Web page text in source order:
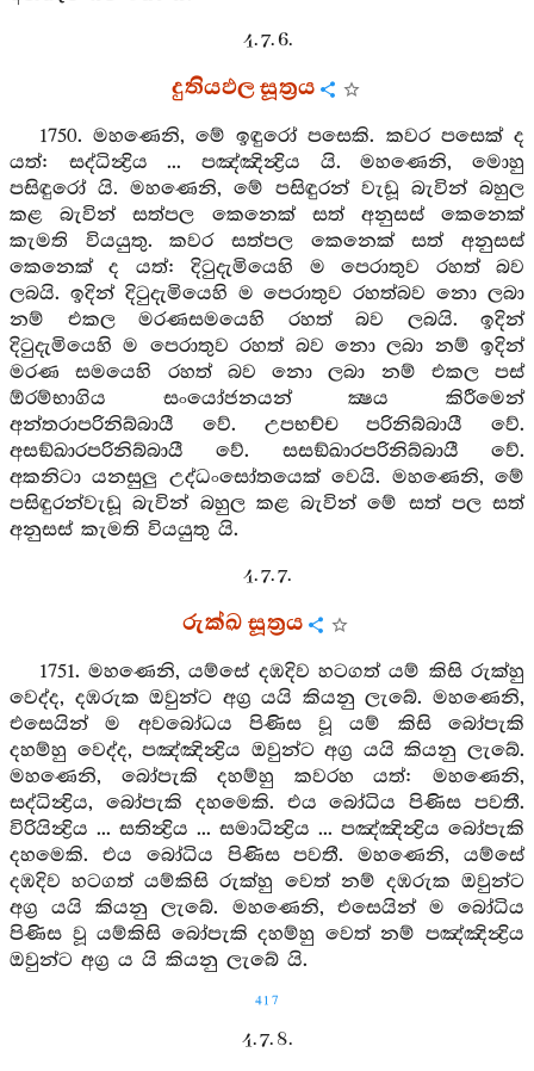
4. 7. 6.
දුතියඵල සූත්‍රය
1750. මහණෙනි, මේ ඉඳුරෝ පසෙකි. කවර පසෙක් ද
යත්: සද්ධින්‍ද්‍රිය ... පඤ්ඤින්‍ද්‍රිය යි. මහණෙනි, මොහු
පසිඳුරෝ යි. මහණෙනි, මේ පසිඳුරන් වැඩූ බැවින් බහුල
කළ බැවින් සත්පල කෙනෙක් සත් අනුසස් කෙනෙක්
කැමති වියයුතු. කවර සත්පල කෙනෙක් සත් අනුසස්
කෙනෙක් ද යත්: දිටුදැමියෙහි ම පෙරාතුව රහත් බව
ලබයි. ඉදින් දිටුදැමියෙහි ම පෙරාතුව රහත්බව නො ලබා
නම් එකල මරණසමයෙහි රහත් බව ලබයි. ඉදින්
දිටුදැමියෙහි ම පෙරාතුව රහත් බව නො ලබා නම් ඉදින්
මරණ සමයෙහි රහත් බව නො ලබා නම් එකල පස්
ඕරම්භාගිය සංයෝජනයන් ක්‍ෂය කිරීමෙන්
අන්තරාපරිනිබ්බායී වේ. උපභච්ච පරිනිබ්බායී වේ.
අසඞ්ඛාරපරිනිබ්බායී වේ. සසඞ්ඛාරපරිනිබ්බායී වේ.
අකනිටා යනසුලු උද්ධංසෝතයෙක් වෙයි. මහණෙනි, මේ
පසිඳුරන්වැඩූ බැවින් බහුල කළ බැවින් මේ සත් පල සත්
අනුසස් කැමති වියයුතු යි.
4. 7. 7.
රුක්ඛ සූත්‍රය
1751. මහණෙනි, යම්සේ දඹදිව හටගත් යම් කිසි රුක්හු
වෙද්ද, දඹරුක ඔවුන්ට අග්‍ර යයි කියනු ලැබේ. මහණෙනි,
එසෙයින් ම අවබෝධය පිණිස වූ යම් කිසි බෝපැකි
දහම්හු වෙද්ද, පඤ්ඤින්‍ද්‍රිය ඔවුන්ට අග්‍ර යයි කියනු ලැබේ.
මහණෙනි, බෝපැකි දහම්හු කවරහ යත්: මහණෙනි,
සද්ධින්‍ද්‍රිය, බෝපැකි දහමෙකි. එය බෝධිය පිණිස පවතී.
විරියින්‍ද්‍රිය ... සතින්‍ද්‍රිය ... සමාධින්‍ද්‍රිය ... පඤ්ඤින්‍ද්‍රිය බෝපැකි
දහමෙකි. එය බෝධිය පිණිස පවතී. මහණෙනි, යම්සේ
දඹදිව හටගත් යම්කිසි රුක්හු වෙත් නම් දඹරුක ඔවුන්ට
අග්‍ර යයි කියනු ලැබේ. මහණෙනි, එසෙයින් ම බෝධිය
පිණිස වූ යම්කිසි බෝපැකි දහම්හු වෙත් නම් පඤ්ඤින්‍ද්‍රිය
ඔවුන්ට අග්‍ර ය යි කියනු ලැබේ යි.
417
4. 7. 8.